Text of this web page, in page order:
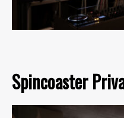
Spincoaster